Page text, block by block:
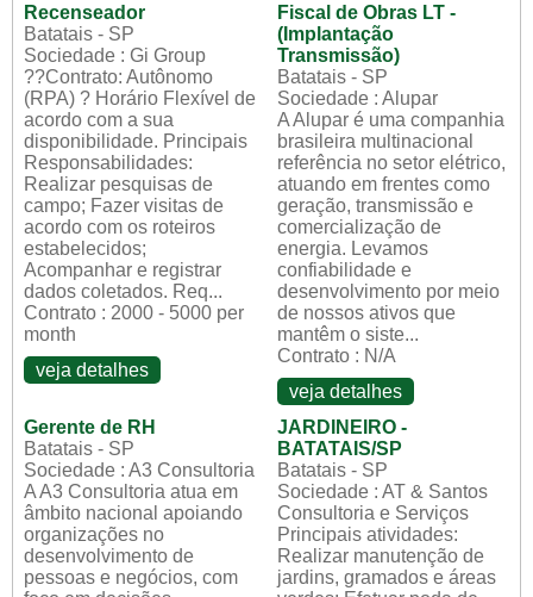
Recenseador
Batatais - SP
Sociedade : Gi Group
??Contrato: Autônomo
(RPA) ? Horário Flexível de
acordo com a sua
disponibilidade. Principais
Responsabilidades:
Realizar pesquisas de
campo; Fazer visitas de
acordo com os roteiros
estabelecidos;
Acompanhar e registrar
dados coletados. Req...
Contrato : 2000 - 5000 per
month
veja detalhes
Fiscal de Obras LT -
(Implantação
Transmissão)
Batatais - SP
Sociedade : Alupar
A Alupar é uma companhia
brasileira multinacional
referência no setor elétrico,
atuando em frentes como
geração, transmissão e
comercialização de
energia. Levamos
confiabilidade e
desenvolvimento por meio
de nossos ativos que
mantêm o siste...
Contrato : N/A
veja detalhes
Gerente de RH
Batatais - SP
Sociedade : A3 Consultoria
A A3 Consultoria atua em
âmbito nacional apoiando
organizações no
desenvolvimento de
pessoas e negócios, com
JARDINEIRO -
BATATAIS/SP
Batatais - SP
Sociedade : AT & Santos
Consultoria e Serviços
Principais atividades:
Realizar manutenção de
jardins, gramados e áreas